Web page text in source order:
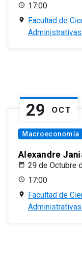
17:00
Facultad de
Administrativas
29 OCT
Macroeconomía
Alexandre
29 de Octubre
17:00
Facultad de
Administrativas